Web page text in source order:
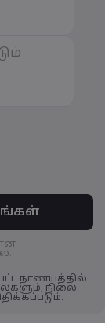
நாணயத்தில்
நிலை